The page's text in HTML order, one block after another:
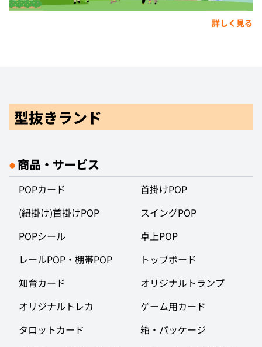
詳しく見る
型抜きランド
● 商品・サービス
POPカード
首掛けPOP
(紐掛け)首掛けPOP
スイングPOP
POPシール
卓上POP
レールPOP・棚帯POP
トップボード
知育カード
オリジナルトランプ
オリジナルトレカ
ゲーム用カード
タロットカード
箱・パッケージ